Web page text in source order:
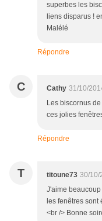
superbes les
liens disparus !
Malélé
Répondre
C Cathy 31/10/
Les biscornus
ces jolies
Répondre
T titoune73 30/10/
J'aime
les fenêtres
<br /> Bonne